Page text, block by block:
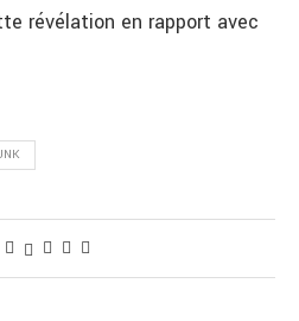
révélation en rapport avec